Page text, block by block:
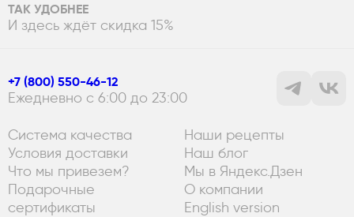
ТАК УДОБНЕЕ
И здесь ждёт скидка 15%
+7 (800) 550-46-12
Ежедневно с 6:00 до 23:00
Система качества
Условия доставки
Что мы привезем?
Подарочные
сертификаты
Наши рецепты
Наш блог
Мы в Яндекс.Дзен
О компании
English version